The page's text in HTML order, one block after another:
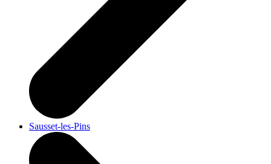
Sausset-les-Pins